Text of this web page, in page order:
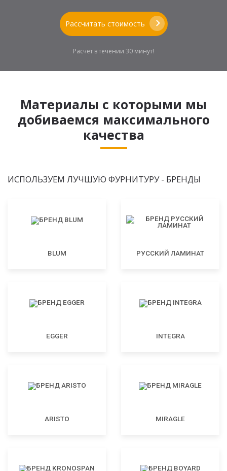
Рассчитать стоимость
Расчет в течении 30 минут!
Материалы с которыми мы
добиваемся максимального
качества
ИСПОЛЬЗУЕМ ЛУЧШУЮ ФУРНИТУРУ - БРЕНДЫ
BLUM РУССКИЙ ЛАМИНАТ
EGGER INTEGRA
ARISTO MIRAGLE